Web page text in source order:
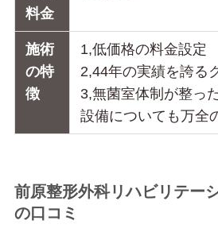
料金
施術
の特
徴
1,低価格の料金設定
2,44年の実績を誇る
3,無菌室体制が整っ
設備についても万全
前原整形外科リハビリテー
の口コミ